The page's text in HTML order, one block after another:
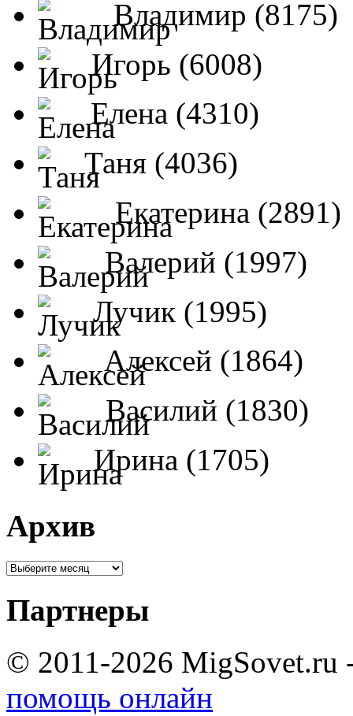
Владимир (8175)
Игорь (6008)
Елена (4310)
Таня (4036)
Екатерина (2891)
Валерий (1997)
Лучик (1995)
Алексей (1864)
Василий (1830)
Ирина (1705)
Архив
Партнеры
© 2011-2026 MigSovet.ru
помощь онлайн